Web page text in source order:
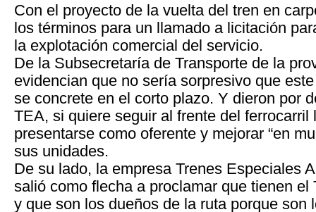
Con el proyecto de la vuelta del tren en
los términos para un llamado a licitación
la explotación comercial del servicio.
De la Subsecretaría de Transporte de la
evidencian que no sería sorpresivo que
se concrete en el corto plazo. Y dieron por
TEA, si quiere seguir al frente del ferrocarril
presentarse como oferente y mejorar “en
sus unidades.
De su lado, la empresa Trenes Especiales
salió como flecha a proclamar que tienen el
y que son los dueños de la ruta porque son